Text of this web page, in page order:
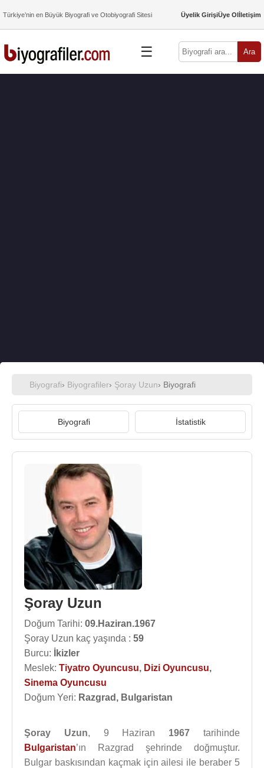
Türkiye’nin en Büyük Biyografi ve Otobiyografi Sitesi Üyelik GirişiÜye Olİletişim
☰ Ara
Biyografi› Biyografiler› Şoray Uzun› Biyografi
Biyografi İstatistik
Şoray Uzun
Doğum Tarihi: 09.Haziran.1967
Şoray Uzun kaç yaşında : 59
Burcu:
İkizler
Meslek: Tiyatro Oyuncusu, Dizi Oyuncusu,
Sinema Oyuncusu
Doğum Yeri: Razgrad, Bulgaristan
Şoray Uzun, 9 Haziran 1967 tarihinde
Bulgaristan’ın Razgrad şehrinde doğmuştur.
Bulgar baskısından kaçmak için ailesi ile beraber 5